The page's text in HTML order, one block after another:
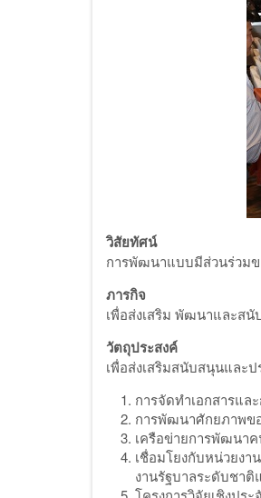
วิสัยทัศน์
การพัฒนาแบบมีส่วนร่วม
ภารกิจ
เพื่อส่งเสริม พัฒนาและส
วัตถุประสงค์
เพื่อส่งเสริมสนับสนุนและ
การจัดทำเอกสารแ
การพัฒนาศักยภาพข
เครือข่ายการพัฒนา
เชื่อมโยงกับหน่วยง
งานรัฐบาลระดับชา